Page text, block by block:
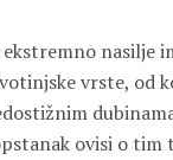
nasilje
vrste, od
ovisi o tim